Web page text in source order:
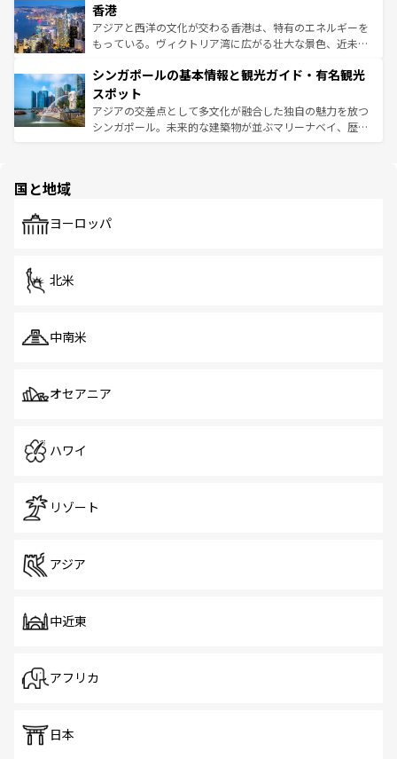
とつ。フォーやバインミー、ベトナムコーヒーなどは、ぜ
ひ現地で味わいたい。どの地域を訪れてもあたたかい人々
が旅行者を迎えてくれるので、きっと忘れられない旅にな
参照してほしい。
の活気が交差している。北部ではチェンマイなどの山岳地
帯で自然と触れ合い、南部ではプーケットやクラビの美し
いビーチでリゾート気分を楽しむことができる。タイ料理
激する。気候は一年中温暖で、どの季節にも異なる楽しみ
が待っている。親しみやすいタイの人々、仏教を中心とし
た文化、そして多様な観光資源が、訪れる旅人を魅了し続
ける。 なお、新着のタイ情報はコンテンツ一覧を参照して
香港
アジアと西洋の文化が交わる香港は、特有のエネルギーを
もっている。ヴィクトリア湾に広がる壮大な景色、近未来
み、どこを訪れても感動するはず。観光スポットが密集し
ており、効率よく見どころを回れるのも魅力。息をのむよ
うな絶景から文化的な体験まで、香港を存分に楽しみ尽く
そう。 なお、新着の香港情報はコンテンツ一覧を参照して
シンガポールの基本情報と観光ガイド・有名観光
スポット
アジアの交差点として多文化が融合した独自の魅力を放つ
シンガポール。未来的な建築物が並ぶマリーナベイ、歴史
で、ホーカーズは地元の風情を楽しめる外せないスポット
国と地域
ヨーロッパ
北米
中南米
オセアニア
ハワイ
リゾート
アジア
中近東
アフリカ
日本